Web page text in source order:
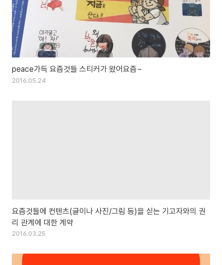
peace가득 요즘것들 스티커가 왔어요즘~
2016.05.24
요즘것들에 컨텐츠(글이나 사진/그림 등)을 싣는 기고자와의 권
리 관계에 대한 계약
2016.03.25